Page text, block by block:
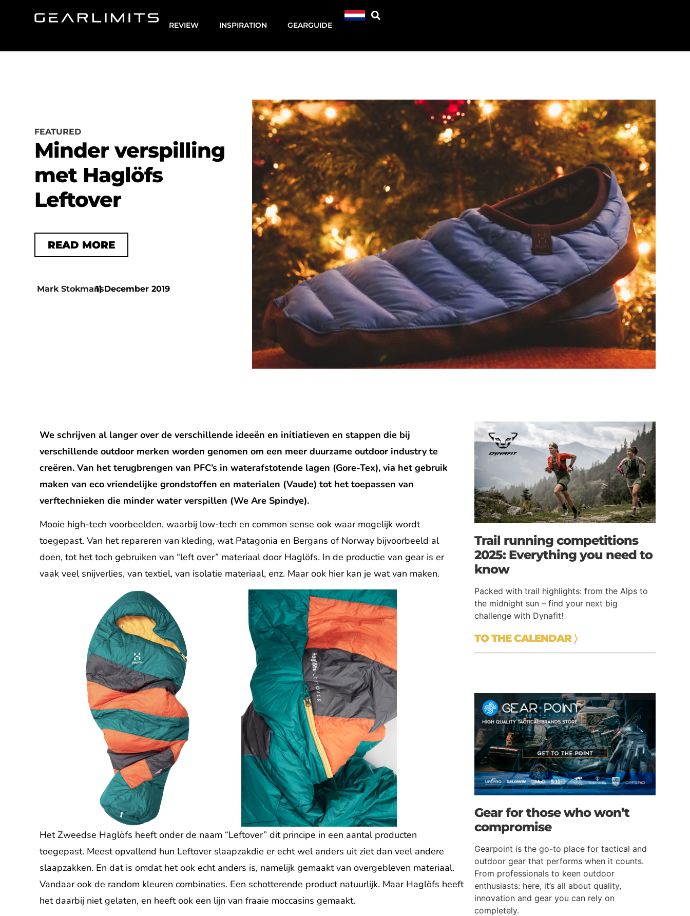
REVIEW INSPIRATION GEARGUIDE
FEATURED
Minder verspilling
met Haglöfs
Leftover
READ MORE
Mark Stokmans
|
11 December 2019
We schrijven al langer over de verschillende ideeën en initiatieven en stappen die bij
verschillende outdoor merken worden genomen om een meer duurzame outdoor industry te
creëren. Van het terugbrengen van PFC’s in waterafstotende lagen (Gore-Tex), via het gebruik
maken van eco vriendelijke grondstoffen en materialen (Vaude) tot het toepassen van
verftechnieken die minder water verspillen (We Are Spindye).
Mooie high-tech voorbeelden, waarbij low-tech en common sense ook waar mogelijk wordt
toegepast. Van het repareren van kleding, wat Patagonia en Bergans of Norway bijvoorbeeld al
doen, tot het toch gebruiken van “left over” materiaal door Haglöfs. In de productie van gear is er
vaak veel snijverlies, van textiel, van isolatie materiaal, enz. Maar ook hier kan je wat van maken.
Het Zweedse Haglöfs heeft onder de naam “Leftover” dit principe in een aantal producten
toegepast. Meest opvallend hun Leftover slaapzakdie er echt wel anders uit ziet dan veel andere
slaapzakken. En dat is omdat het ook echt anders is, namelijk gemaakt van overgebleven materiaal.
Vandaar ook de random kleuren combinaties. Een schotterende product natuurlijk. Maar Haglöfs heeft
het daarbij niet gelaten, en heeft ook een lijn van fraaie moccasins gemaakt.
Trail running competitions
2025: Everything you need to
know
Packed with trail highlights: from the Alps to
the midnight sun – find your next big
challenge with Dynafit!
TO THE CALENDAR〉
Gear for those who won’t
compromise
Gearpoint is the go-to place for tactical and
outdoor gear that performs when it counts.
From professionals to keen outdoor
enthusiasts: here, it’s all about quality,
innovation and gear you can rely on
completely.